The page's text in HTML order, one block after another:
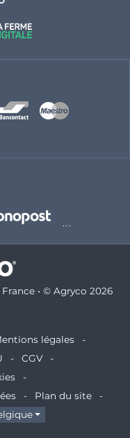
• © Agryco 2026
légales
CGV
Plan du site